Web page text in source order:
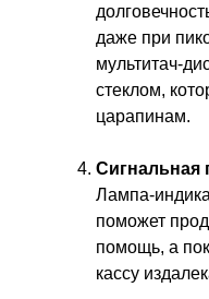
даже при
мультитач-
стеклом,
царапинам.
Сигнальная
Лампа-
поможет
помощь, а
кассу